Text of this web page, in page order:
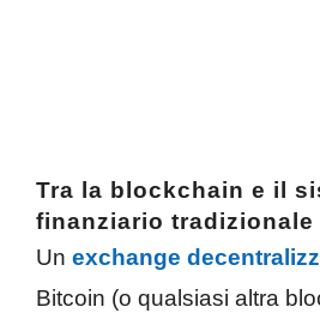
Tra la blockchain e il
finanziario tradizionale
Un exchange
Bitcoin (o qualsiasi altra